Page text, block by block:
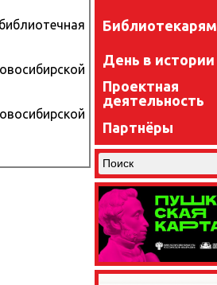
Библиотекарям
День в истории
Проектная
деятельность
Партнёры